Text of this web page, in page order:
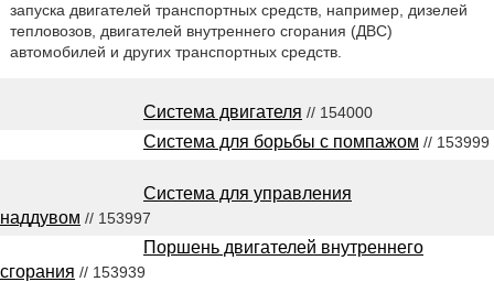
запуска двигателей транспортных средств, например, дизелей
тепловозов, двигателей внутреннего сгорания (ДВС)
автомобилей и других транспортных средств.
Система двигателя // 154000
Система для борьбы с помпажом // 153999
Система для управления
наддувом // 153997
Поршень двигателей внутреннего
сгорания // 153939